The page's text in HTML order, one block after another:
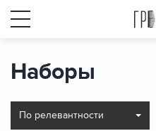
Наборы
По релевантности